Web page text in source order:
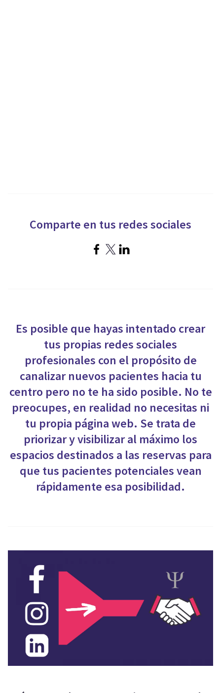
Comparte en tus redes sociales
Es posible que hayas intentado crear
tus propias redes sociales
profesionales con el propósito de
canalizar nuevos pacientes hacia tu
centro pero no te ha sido posible. No te
preocupes, en realidad no necesitas ni
tu propia página web. Se trata de
priorizar y visibilizar al máximo los
espacios destinados a las reservas para
que tus pacientes potenciales vean
rápidamente esa posibilidad.